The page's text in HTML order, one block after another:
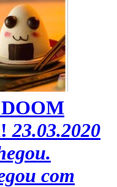
DOOM
23.03.2020
com